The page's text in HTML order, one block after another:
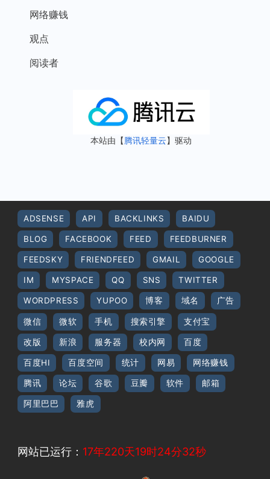
网络赚钱
观点
阅读者
本站由【腾讯轻量云】驱动
ADSENSE API BACKLINKS BAIDU
BLOG FACEBOOK FEED FEEDBURNER
FEEDSKY FRIENDFEED GMAIL GOOGLE
IM MYSPACE QQ SNS TWITTER
WORDPRESS YUPOO 博客 域名 广告
微信 微软 手机 搜索引擎 支付宝
改版 新浪 服务器 校内网 百度
百度HI 百度空间 统计 网易 网络赚钱
腾讯 论坛 谷歌 豆瓣 软件 邮箱
阿里巴巴 雅虎
网站已运行： 17年220天19时24分33秒